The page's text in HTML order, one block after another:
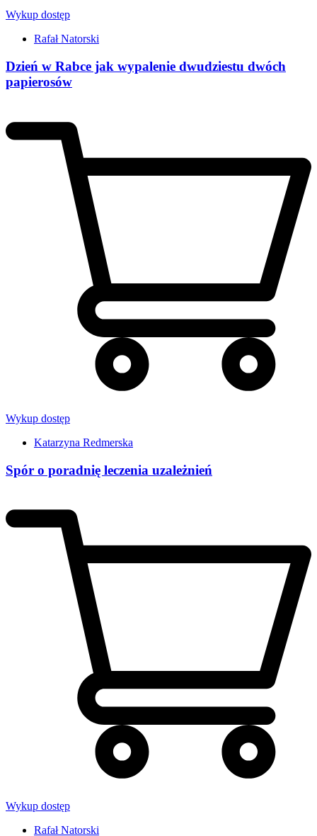
Wykup dostęp
Rafał Natorski
Dzień w Rabce jak wypalenie dwudziestu dwóch
papierosów
Wykup dostęp
Katarzyna Redmerska
Spór o poradnię leczenia uzależnień
Wykup dostęp
Rafał Natorski